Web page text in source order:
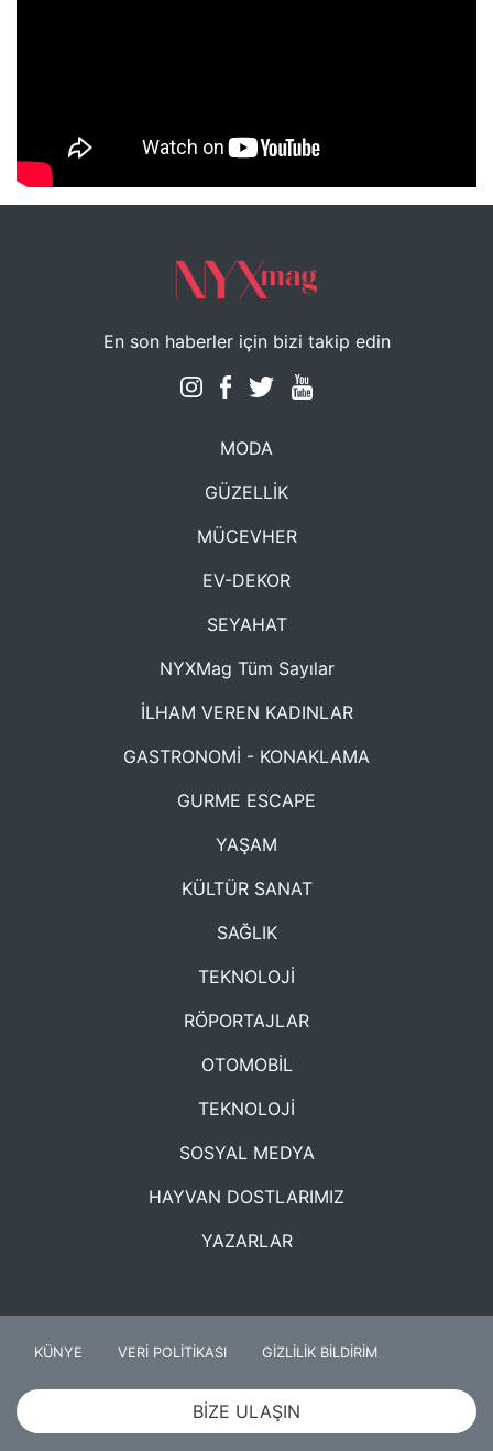
NYXmag 2. Yaş Kutlama Etkinliği
En son haberler için bizi takip edin
MODA
GÜZELLİK
MÜCEVHER
EV-DEKOR
SEYAHAT
NYXMag Tüm Sayılar
İLHAM VEREN KADINLAR
GASTRONOMİ - KONAKLAMA
GURME ESCAPE
YAŞAM
KÜLTÜR SANAT
SAĞLIK
TEKNOLOJİ
RÖPORTAJLAR
OTOMOBİL
TEKNOLOJİ
SOSYAL MEDYA
HAYVAN DOSTLARIMIZ
YAZARLAR
KÜNYE VERİ POLİTİKASI GİZLİLİK BİLDİRİM
BİZE ULAŞIN